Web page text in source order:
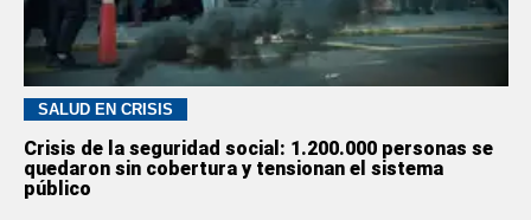
SALUD EN CRISIS
Crisis de la seguridad social: 1.200.000 personas se
quedaron sin cobertura y tensionan el sistema
público